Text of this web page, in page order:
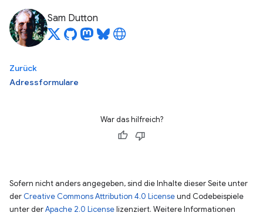
Sam Dutton
Zurück
Adressformulare
War das hilfreich?
Sofern nicht anders angegeben, sind die Inhalte dieser Seite unter
der Creative Commons Attribution 4.0 Licenseund Codebeispiele
unter derApache 2.0 Licenselizenziert. Weitere Informationen